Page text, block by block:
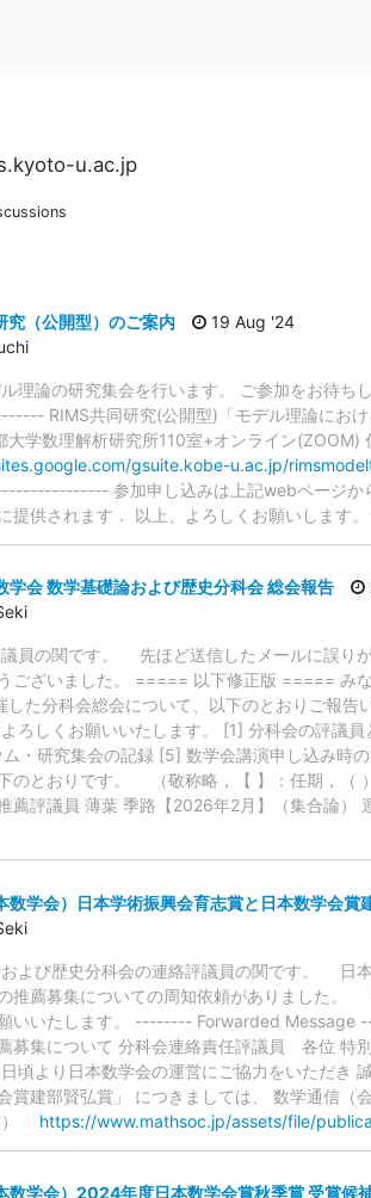
u.ac.jp
究（公開型）のご案内
19 Aug '24
ル理論の研究集会を行います。 ご参加を
RIMS共同研究(公開型)「モデル理論におけ
学数理解析研究所110室+オンライン(ZOOM)
gsuite.kobe-u.ac.jp/
参加申し込みは上記webページから
提供されます． 以上、よろしくお願いします
学会 数学基礎論および歴史分科会 総会報告
員の関です。 先ほど送信したメールに誤り
ございました。 ===== 以下修正版 =====
た分科会総会について、以下のとおりご報告
ろしくお願いいたします。 [1] 分科会の評議
ム・研究集会の記録 [5] 数学会講演申し込み
のとおりです。 （敬称略，【 】：任期，（
薦評議員 薄葉 季路【2026年2月】（集合論
数学会）日本学術振興会育志賞と日本数学会賞
び歴史分科会の連絡評議員の関です。 日本
推薦募集についての周知依頼がありました。
いいたします。 -------- Forwarded
募集について 分科会連絡責任評議員 各位
頃より日本数学会の運営にご協力をいただき
賞建部賢弘賞」 につきましては、 数学通信
） https://www.mathsoc.jp/assets/file/
数学会）2024年度日本数学会賞秋季賞 受賞候